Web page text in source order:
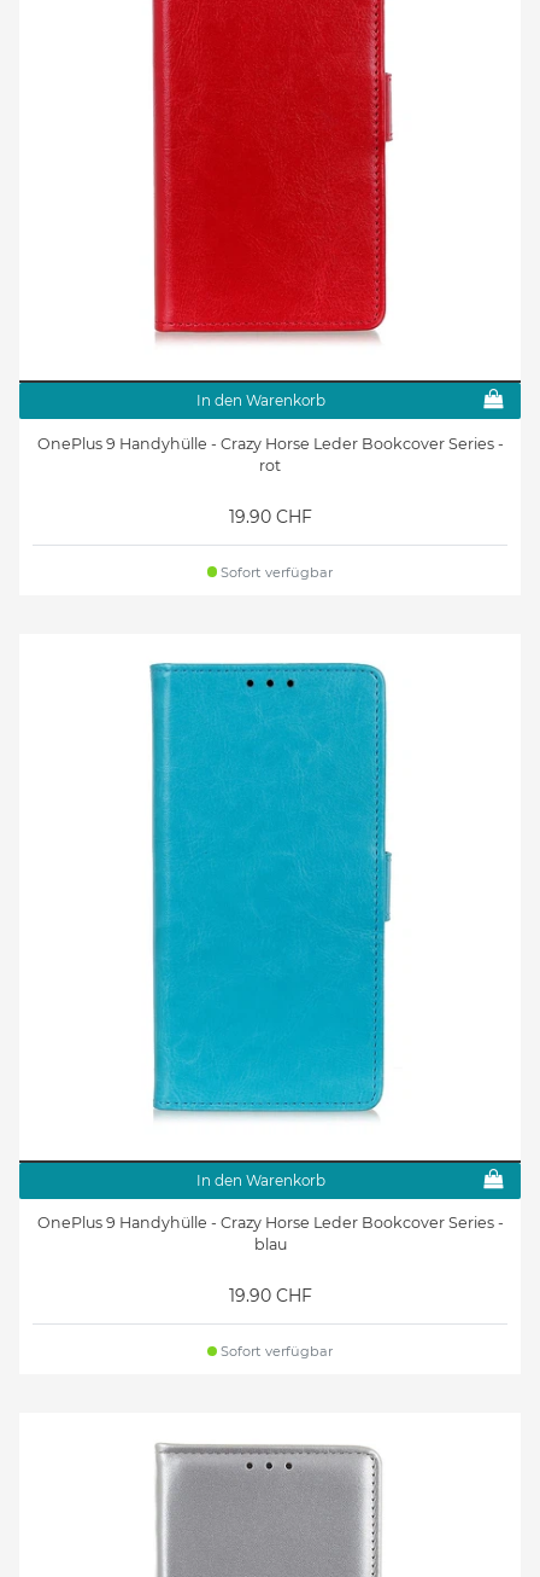
In den Warenkorb
OnePlus 9 Handyhülle - Crazy Horse Leder Bookcover Series -
rot
19.90 CHF
Sofort verfügbar
In den Warenkorb
OnePlus 9 Handyhülle - Crazy Horse Leder Bookcover Series -
blau
19.90 CHF
Sofort verfügbar